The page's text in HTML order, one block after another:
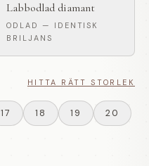
Labbodlad diamant
ODLAD — IDENTISK
BRILJANS
HITTA RÄTT STORLEK
17 18 19 20